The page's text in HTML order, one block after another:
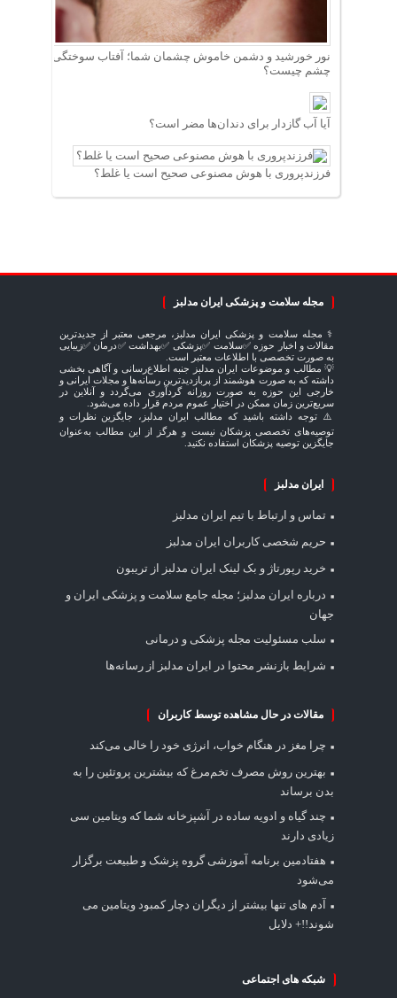
نور خورشید و دشمن خاموش چشمان شما؛ آفتاب سوختگی
چشم چیست؟
آیا آب گازدار برای دندان‌ها مضر است؟
فرزندپروری با هوش مصنوعی صحیح است یا غلط؟
مجله سلامت و پزشکی ایران مدلبز
⚕️ مجله سلامت و پزشکی ایران مدلبز، مرجعی معتبر از جدیدترین
مقالات و اخبار حوزه ✅سلامت ✅پزشکی ✅بهداشت ✅درمان ✅زیبایی
به صورت تخصصی با اطلاعات معتبر است.
💡 مطالب و موضوعات ایران مدلبز جنبه اطلاع‌رسانی و آگاهی بخشی
داشته که به صورت هوشمند از پربازدیدترین رسانه‌ها و مجلات ایرانی و
خارجی این حوزه به صورت روزانه گردآوری می‌گردد و آنلاین در
سریع‌ترین زمان ممکن در اختیار عموم مردم قرار داده می‌شود.
⚠️ توجه داشته باشید که مطالب ایران مدلبز، جایگزین نظرات و
توصیه‌های تخصصی پزشکان نیست و هرگز از این مطالب به‌عنوان
جایگزین توصیه پزشکان استفاده نکنید.
ایران مدلبز
تماس و ارتباط با تیم ایران مدلبز
حریم شخصی کاربران ایران مدلبز
خرید رپورتاژ و بک لینک ایران مدلبز از تریبون
درباره ایران مدلبز؛ مجله جامع سلامت و پزشکی ایران و
جهان
سلب مسئولیت مجله پزشکی و درمانی
شرایط بازنشر محتوا در ایران مدلبز از رسانه‌ها
مقالات در حال مشاهده توسط کاربران
چرا مغز در هنگام خواب، انرژی خود را خالی می‌کند
بهترین روش مصرف تخم‌مرغ که بیشترین پروتئین را به
بدن برساند
چند گیاه و ادویه ساده در آشپزخانه شما که ویتامین سی
زیادی دارند
هفتادمین برنامه آموزشی گروه پزشک و طبیعت برگزار
می‌شود
آدم های تنها بیشتر از دیگران دچار کمبود ویتامین می
شوند!!+ دلایل
شبکه های اجتماعی